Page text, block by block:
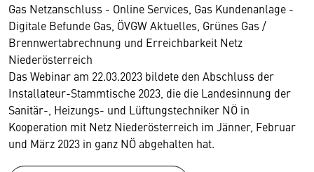
Gas Netzanschluss - Online Services, Gas Kundenanlage -
Digitale Befunde Gas, ÖVGW Aktuelles, Grünes Gas /
Brennwertabrechnung und Erreichbarkeit Netz
Niederösterreich
Das Webinar am 22.03.2023 bildete den Abschluss der
Installateur-Stammtische 2023, die die Landesinnung der
Sanitär-, Heizungs- und Lüftungstechniker NÖ in
Kooperation mit Netz Niederösterreich im Jänner, Februar
und März 2023 in ganz NÖ abgehalten hat.